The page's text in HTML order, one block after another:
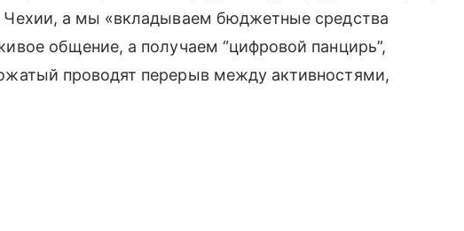
Чехии, а мы «вкладываем бюджетные средства
общение, а получаем “цифровой панцирь”,
проводят перерыв между активностями,